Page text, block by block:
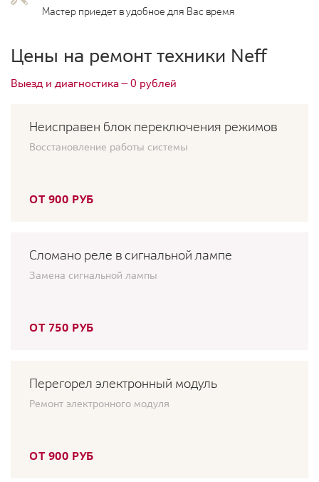
Мастер приедет в удобное для Вас время
Цены на ремонт техники Neff
Выезд и диагностика — 0 рублей
Неисправен блок переключения режимов
Восстановление работы системы
ОТ 900 РУБ
Сломано реле в сигнальной лампе
Замена сигнальной лампы
ОТ 750 РУБ
Перегорел электронный модуль
Ремонт электронного модуля
ОТ 900 РУБ